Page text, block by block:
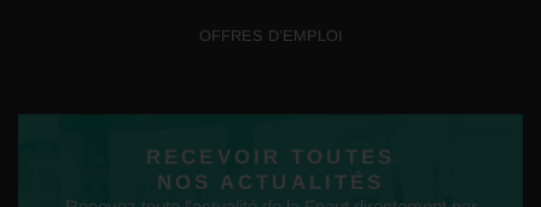
OFFRES D’EMPLOI
RECEVOIR TOUTES
NOS ACTUALITÉS